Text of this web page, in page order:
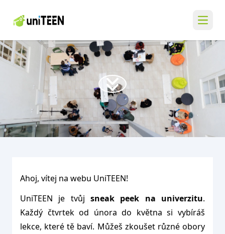
Ahoj, vítej na webu UniTEEN!
UniTEEN je tvůj sneak peek na univerzitu.
Každý čtvrtek od února do května si vybíráš
lekce, které tě baví. Můžeš zkoušet různé obory